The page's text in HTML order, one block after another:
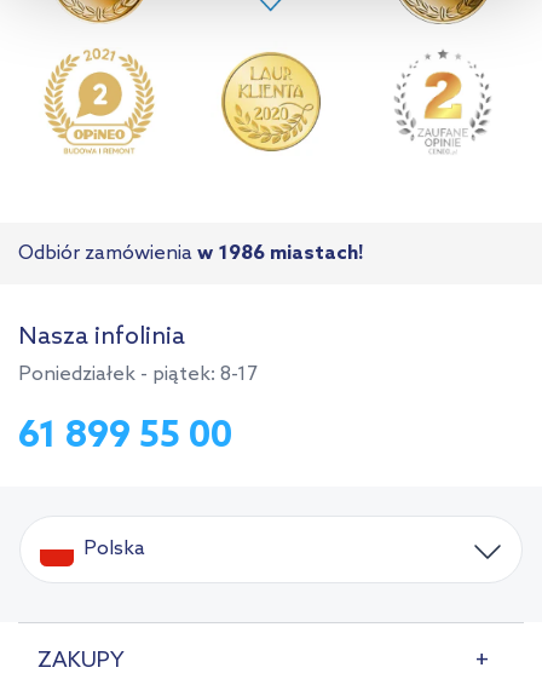
informacji na temat plików cookie i tego, dlaczego ich przepisy,
przejdź do zakładek „Informacje o plikach cookie”.
Odbiór zamówienia w 1986 miastach!
Nasza infolinia
Poniedziałek - piątek: 8-17
61 899 55 00
Polska
ZAKUPY